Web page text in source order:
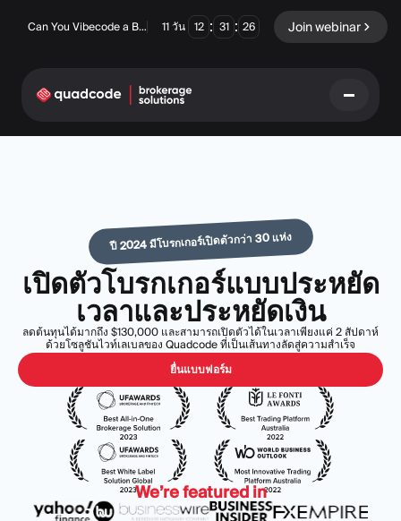
Can You Vibecode a Brokerage Platform? 11 วัน 12 : 31 : 25 Join webinar
ปี 2024 มีโบรกเกอร์เปิดตัวกว่า 30 แห่ง
เปิดตัวโบรกเกอร์แบบประหยัด
เวลาและประหยัดเงิน
ลดต้นทุนได้มากถึง $130,000 และสามารถเปิดตัวได้ในเวลาเพียงแค่ 2 สัปดาห์
ด้วยโซลูชันไวท์เลเบลของ Quadcode ที่เป็นเส้นทางลัดสู่ความสำเร็จ
ยื่นแบบฟอร์ม
We’re featured in
โซลูชันครบวงจร
ฟอเร็กซ์ / CFD
Prop firm
ตัวเลือกไบนารี
ตลาดหลักทรัพย์และการ
ชำระบัญชี
แพลตฟอร์มเทรด แบ็กออฟฟิศ
ทรัพยากร เพิ่มเติม